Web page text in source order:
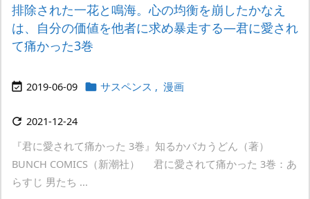
排除された一花と鳴海。心の均衡を崩したかなえ
は、自分の価値を他者に求め暴走する―君に愛され
て痛かった3巻
 2019-06-09  サスペンス , 漫画
 2021-12-24
『君に愛されて痛かった 3巻』知るかバカうどん（著）
BUNCH COMICS（新潮社） 君に愛されて痛かった 3巻：あ
らすじ 男たち ...